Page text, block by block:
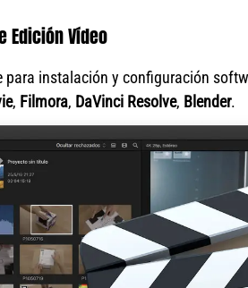
Edición Vídeo
para instalación y configuración
, Filmora, DaVinci Resolve, Blender.